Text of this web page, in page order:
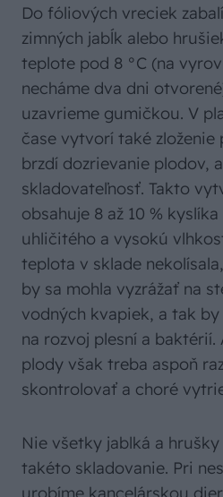
Do fóliových vreciek
zimných jabĺk alebo
teplote pod 8 °C (na
necháme dva dni
uzavrieme gumičkou. V
čase vytvorí také
brzdí dozrievanie plodov,
skladovateľnosť. Takto
obsahuje 8 až 10 %
uhličitého a vysokú
teplota v sklade
by sa mohla vyzrážať na
vodných kvapiek, a tak
na rozvoj plesní a
plody však treba aspoň
skontrolovať a choré
Nie všetky jablká a
takéto skladovanie. Pri